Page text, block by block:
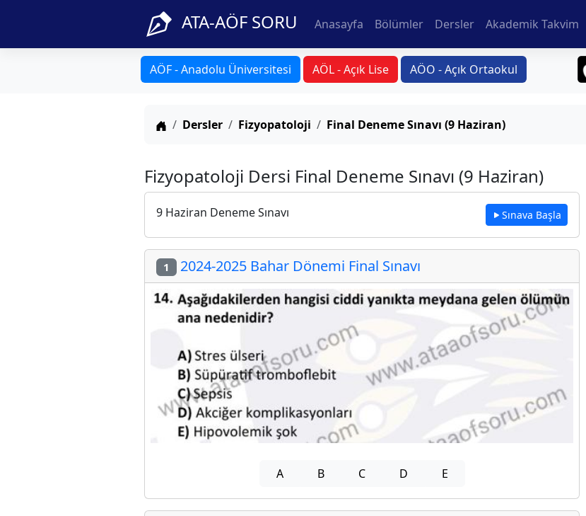
ATA-AÖF SORU Anasayfa Bölümler Dersler Akademik Takvim
AÖF - Anadolu Üniversitesi AÖL - Açık Lise AÖO - Açık Ortaokul
Anasayfa
Dersler Fizyopatoloji Final Deneme Sınavı (9 Haziran)
Fizyopatoloji Dersi Final Deneme Sınavı (9 Haziran)
9 Haziran Deneme Sınavı Sınava Başla
1 2024-2025 Bahar Dönemi Final Sınavı
A B C D E